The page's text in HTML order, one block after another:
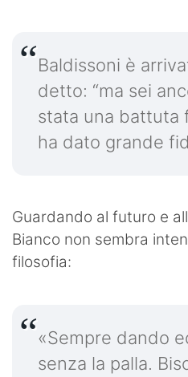
Baldissoni è
detto: “ma sei
stata una battuta
ha dato grande
Guardando al futuro e
Bianco non sembra
filosofia:
«Sempre dando
senza la palla.